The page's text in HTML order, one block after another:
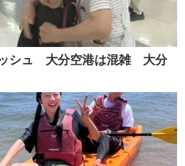
シュ 大分空港は混雑 大分